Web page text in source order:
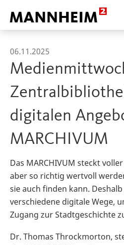
06.11.2025
digitalen
MARCHIVUM
Das MARCHIVUM steckt
aber so richtig wertvoll
sie auch finden kann.
verschiedene digitale Wege,
Zugang zur Stadtgeschichte
Dr. Thomas Throckmorton,